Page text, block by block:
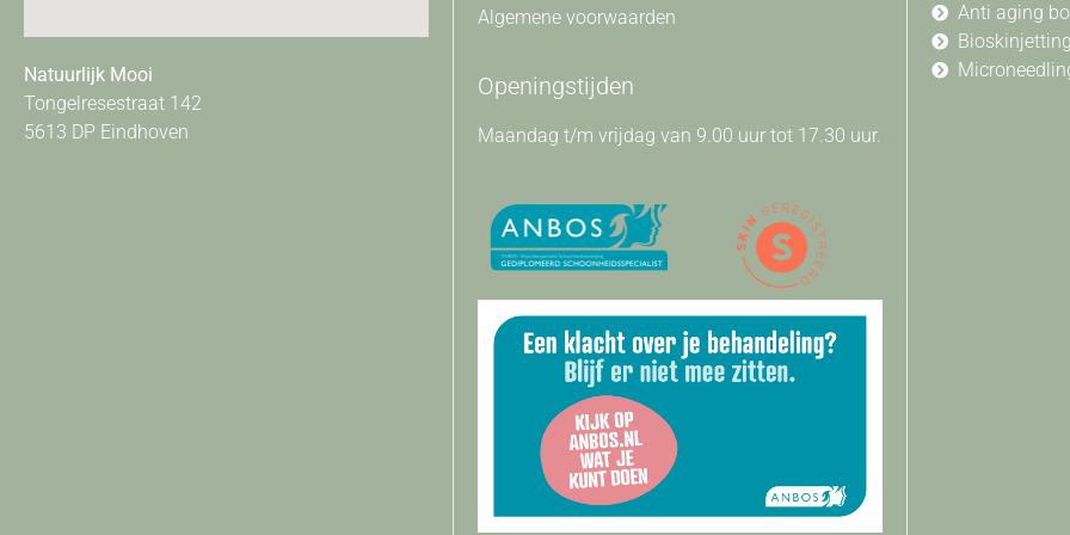
Natuurlijk Mooi
Tongelresestraat 142
5613 DP Eindhoven
Algemene voorwaarden
Openingstijden
Maandag t/m vrijdag van 9.00 uur tot 17.30 uur.
Anti aging
Bioskinjetting